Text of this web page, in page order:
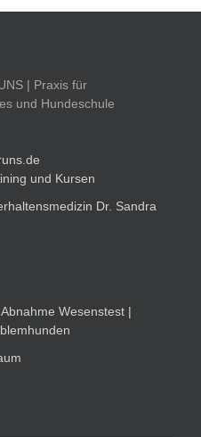
| Praxis für
und Hundeschule
und Kursen
Wesenstest |